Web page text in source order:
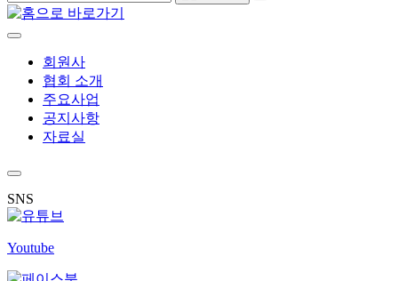
회원사
협회 소개
주요사업
공지사항
자료실
SNS
Youtube